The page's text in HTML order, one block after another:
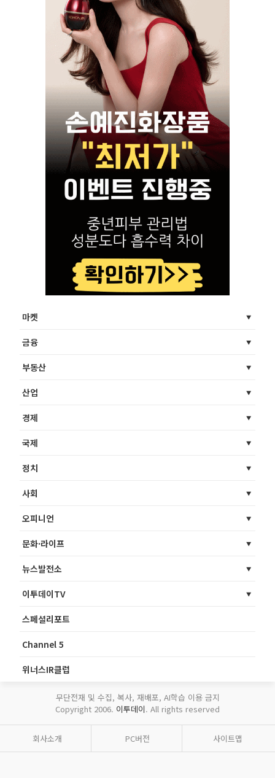
마켓
금융
부동산
산업
경제
국제
정치
사회
오피니언
문화·라이프
뉴스발전소
이투데이TV
스페셜리포트
Channel 5
위너스IR클럽
무단전재 및 수집, 복사, 재배포, AI학습 이용 금지
Copyright 2006. 이투데이. All rights reserved
회사소개 PC버전 사이트맵